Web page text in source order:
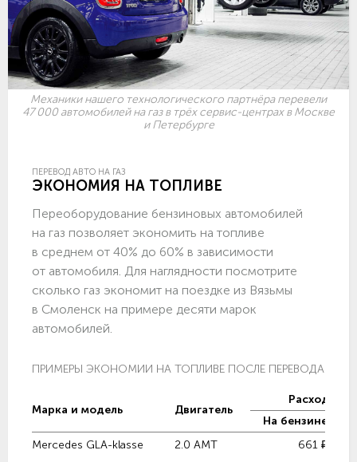
Механики нашего технологического партнёра перевели
47 000 автомобилей на газ в трёх сервис-центрах в Москве
и Петербурге
ПЕРЕВОД АВТО НА ГАЗ
ЭКОНОМИЯ НА ТОПЛИВЕ
Переоборудование бензиновых автомобилей
на газ позволяет экономить на топливе
в среднем от 40% до 60% в зависимости
от автомобиля. Для наглядности посмотрите
сколько газ экономит на поездке из Вязьмы
в Смоленск на примере десяти марок
автомобилей.
ПРИМЕРЫ ЭКОНОМИИ НА ТОПЛИВЕ ПОСЛЕ ПЕРЕВОДА НА
Марка и модель Двигатель
Расход
На бензине
Mercedes GLA-klasse
2.0 AMT
661 ₽